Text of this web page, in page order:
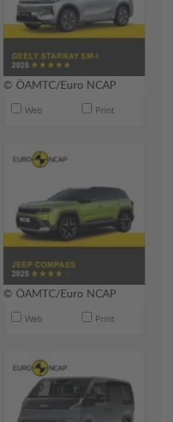
© ÖAMTC/Euro NCAP
Web Print
© ÖAMTC/Euro NCAP
Web Print